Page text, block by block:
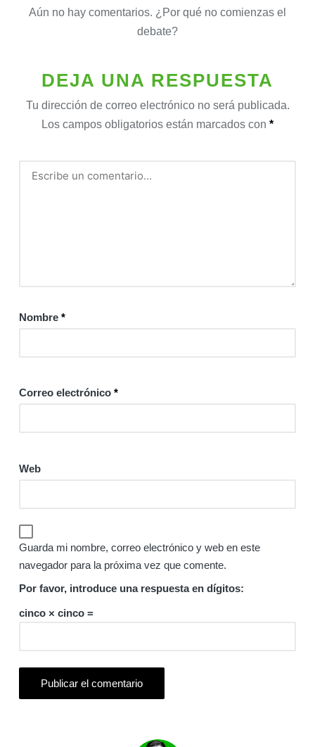
Aún no hay comentarios. ¿Por qué no comienzas el
debate?
DEJA UNA RESPUESTA
Tu dirección de correo electrónico no será publicada.
Los campos obligatorios están marcados con *
Nombre *
Correo electrónico *
Web
Guarda mi nombre, correo electrónico y web en este
navegador para la próxima vez que comente.
Por favor, introduce una respuesta en dígitos:
cinco × cinco =